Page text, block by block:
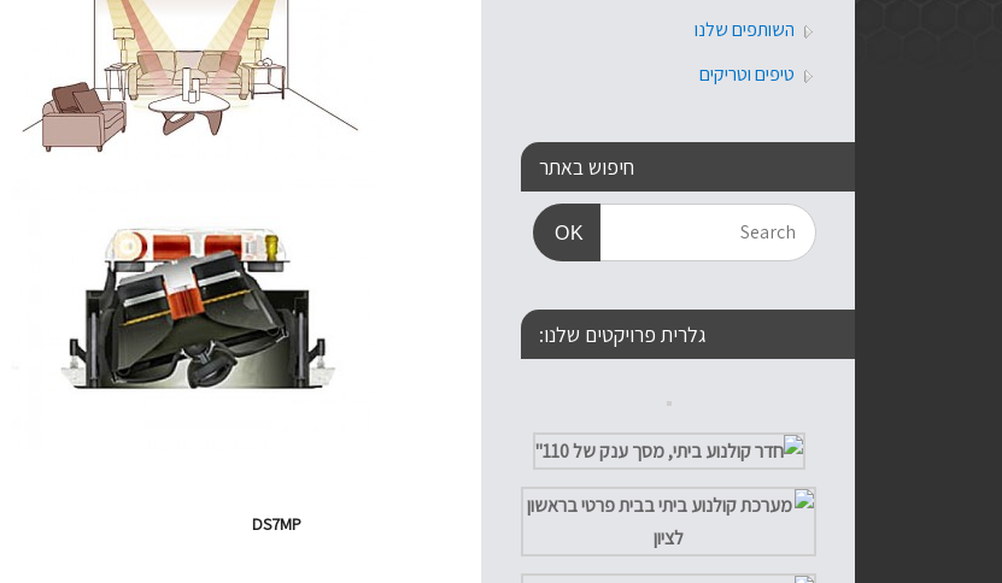
השותפים שלנו
טיפים וטריקים
חיפוש באתר
OK
גלרית פרויקטים שלנו: